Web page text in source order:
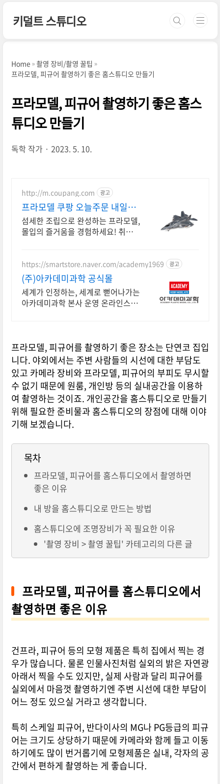
키덜트 스튜디오
Home
촬영 장비/촬영 꿀팁
프라모델, 피규어 촬영하기 좋은 홈스튜디오 만들기
프라모델, 피규어 촬영하기 좋은 홈스
튜디오 만들기
독학 작가 2023. 5. 10.
http://m.coupang.com 광고
프라모델 쿠팡 오늘주문 내일도
착 로켓배송
섬세한 조립으로 완성하는 프라모델,
몰입의 즐거움을 경험하세요! 취향
https://smartstore.naver.com/academy1969 광고
(주)아카데미과학 공식몰
세계가 인정하는, 세계로 뻗어나가는
아카데미과학 본사 운영 온라인스토
프라모델, 피규어를 촬영하기 좋은 장소는 단연코 집입
니다. 야외에서는 주변 사람들의 시선에 대한 부담도
있고 카메라 장비와 프라모델, 피규어의 부피도 무시할
수 없기 때문에 원룸, 개인방 등의 실내공간을 이용하
여 촬영하는 것이죠. 개인공간을 홈스튜디오로 만들기
위해 필요한 준비물과 홈스튜디오의 장점에 대해 이야
기해 보겠습니다.
목차
프라모델, 피규어를 홈스튜디오에서 촬영하면
좋은 이유
내 방을 홈스튜디오로 만드는 방법
홈스튜디오에 조명장비가 꼭 필요한 이유
'촬영 장비 > 촬영 꿀팁' 카테고리의 다른 글
프라모델, 피규어를 홈스튜디오에서
촬영하면 좋은 이유
건프라, 피규어 등의 모형 제품은 특히 집에서 찍는 경
우가 많습니다. 물론 인물사진처럼 실외의 밝은 자연광
아래서 찍을 수도 있지만, 실제 사람과 달리 피규어를
실외에서 마음껏 촬영하기엔 주변 시선에 대한 부담이
어느 정도 있으실 거라고 생각합니다.
특히 스케일 피규어, 반다이사의 MG나 PG등급의 피규
어는 크기도 상당하기 때문에 카메라와 함께 들고 이동
하기에도 많이 번거롭기에 모형제품은 실내, 각자의 공
간에서 편하게 촬영하는 게 좋습니다.